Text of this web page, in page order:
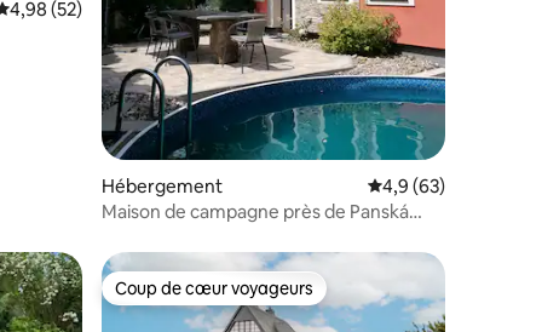
moyenne sur la base de 52 commentaires : 4,98 sur 5
4,98 (52)
Hébergement Évaluation moyenne
4,9 (63)
Maison de campagne près de Panská
Coup de cœur voyageurs
Coup de cœur voyageurs